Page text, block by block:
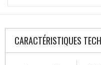
CARACTÉRISTIQUES